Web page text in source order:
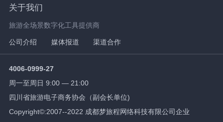
关于我们
旅游全场景数字化工具提供商
公司介绍 媒体报道 渠道合作
4006-0999-27
周一至周日 9:00 — 21:00
四川省旅游电子商务协会（副会长单位)
Copyright©:2007--2022 成都梦旅程网络科技有限公司企业